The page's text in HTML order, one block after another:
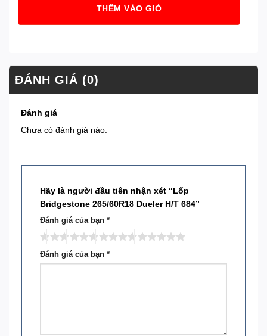
THÊM VÀO GIỎ
ĐÁNH GIÁ (0)
Đánh giá
Chưa có đánh giá nào.
Hãy là người đầu tiên nhận xét “Lốp
Bridgestone 265/60R18 Dueler H/T 684”
Đánh giá của bạn *
Đánh giá của bạn *